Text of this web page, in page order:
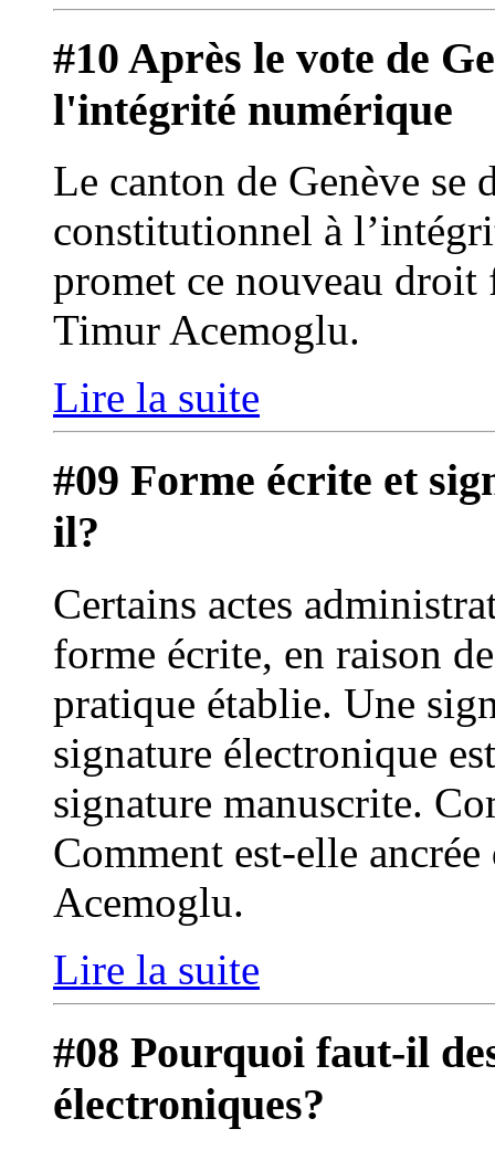
#10 Après le vote de
l'intégrité numérique
Le canton de Genève se
constitutionnel à
promet ce nouveau droit
Timur Acemoglu.
Lire la suite
#09 Forme écrite et
il?
Certains actes
forme écrite, en raison
pratique établie. Une
signature électronique
signature manuscrite.
Comment est-elle
Acemoglu.
Lire la suite
#08 Pourquoi faut-il
électroniques?